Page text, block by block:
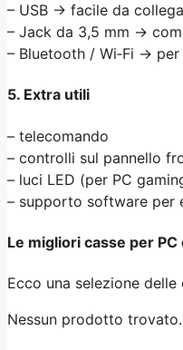
– USB → facile da
– Jack da 3,5 mm →
– Bluetooth / Wi‑Fi →
5. Extra utili
– telecomando
– controlli sul pannello
– luci LED (per PC
– supporto software per
Le migliori casse per
Ecco una selezione
Nessun prodotto trovato.